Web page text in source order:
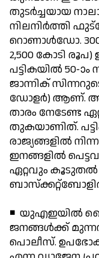
തുടര്‍ച്ചയായ
നിലനിര്‍ത്തി
റൊണാള്‍ഡോ.
2,500 കോടി
പട്ടികയില്‍ 50-
ജാന്നിക്
ഡോളര്‍) ആണ്.
താരം നേടേണ്ട
തുകയാണിത്.
രാജ്യങ്ങളില്‍
ഇനങ്ങളില്‍
ഏറ്റവും കൂടുതല്‍
◾ യുഎഇയില്‍
ജനങ്ങള്‍ക്ക്
പൊലീസ്.